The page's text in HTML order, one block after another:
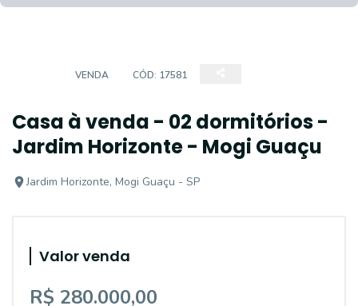
VENDA CÓD: 17581
Casa à venda - 02 dormitórios -
Jardim Horizonte - Mogi Guaçu
Jardim Horizonte, Mogi Guaçu - SP
Valor venda
R$ 280.000,00